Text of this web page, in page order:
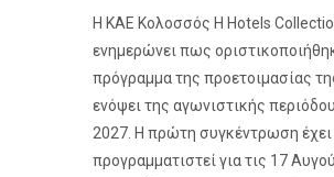
Η ΚΑΕ Κολοσσός H Hotels
ενημερώνει πως
πρόγραμμα της προετοιμασίας
ενόψει της αγωνιστικής
2027. Η πρώτη συγκέντρωση έχει
προγραμματιστεί για τις 17